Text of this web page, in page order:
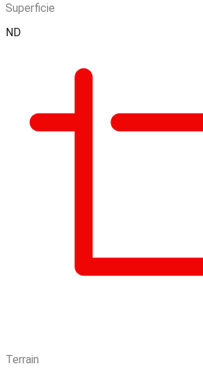
Superficie
ND
Terrain